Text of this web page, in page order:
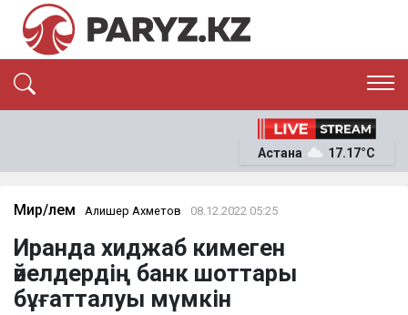
ЭКОНОМИКА
ОҚИҒА
News
Астана 17.17°C
Мир/Әлем Алишер Ахметов 08.12.2022 05:25
Иранда хиджаб кимеген
әйелдердің банк шоттары
бұғатталуы мүмкін